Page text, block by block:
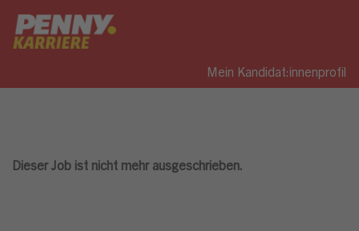
Mein Kandidat:innenprofil
Dieser Job ist nicht mehr ausgeschrieben.